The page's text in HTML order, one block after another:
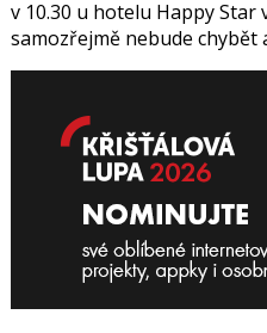
v 10.30 u hotelu Happy Star
samozřejmě nebude chybět